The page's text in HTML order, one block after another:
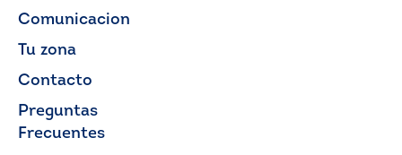
Comunicacion
Tu zona
Contacto
Preguntas
Frecuentes